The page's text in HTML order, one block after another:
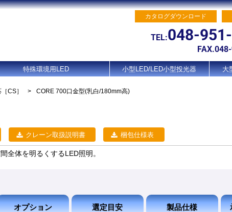
カタログダウンロード
TEL:048-
特殊環境用LED 小型LED/LED小型投光器 大
［CS］ > CORE 700口金型(乳白/180mm高)
クレーン取扱説明書 梱包仕様表
全体を明るくするLED照明。
オプション 選定目安 製品仕様